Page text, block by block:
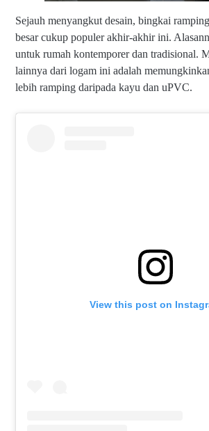
Sejauh menyangkut desain, bingkai
besar cukup populer akhir-akhir ini.
untuk rumah kontemporer dan tradisional.
lainnya dari logam ini adalah
lebih ramping daripada kayu dan uPVC.
View this post on